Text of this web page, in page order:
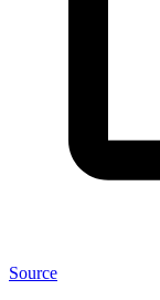
Source